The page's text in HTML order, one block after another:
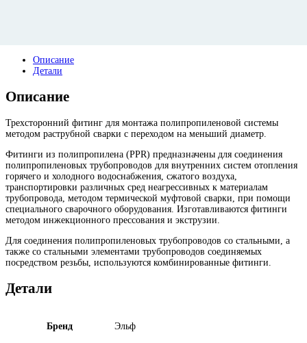
Описание
Детали
Описание
Трехсторонний фитинг для монтажа полипропиленовой системы
методом раструбной сварки с переходом на меньший диаметр.
Фитинги из полипропилена (PPR) предназначены для соединения
полипропиленовых трубопроводов для внутренних систем отопления
горячего и холодного водоснабжения, сжатого воздуха,
транспортировки различных сред неагрессивных к материалам
трубопровода, методом термической муфтовой сварки, при помощи
специального сварочного оборудования. Изготавливаются фитинги
методом инжекционного прессования и экструзии.
Для соединения полипропиленовых трубопроводов со стальными, а
также со стальными элементами трубопроводов соединяемых
посредством резьбы, используются комбинированные фитинги.
Детали
Бренд Эльф